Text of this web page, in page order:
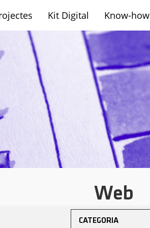
Kit Digital Know-how
Web
CATEGORIA